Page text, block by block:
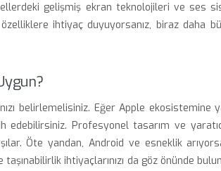
gelişmiş ekran teknolojileri ve ses
ihtiyaç duyuyorsanız, biraz daha
belirlemelisiniz. Eğer Apple ekosistemine
Profesyonel tasarım ve
Öte yandan, Android ve esneklik
ihtiyaçlarınızı da göz önünde